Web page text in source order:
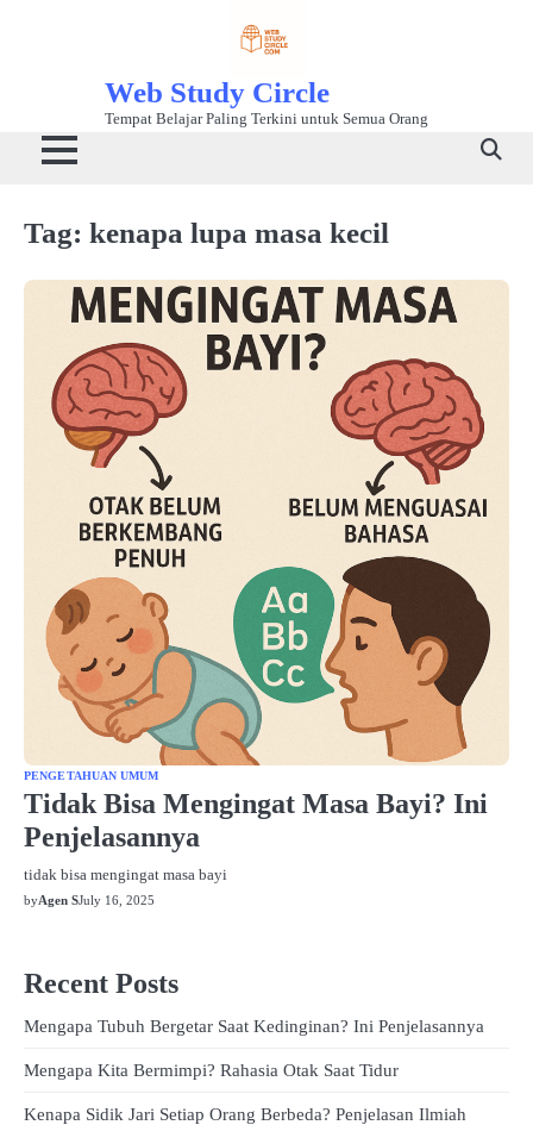
Web Study Circle
Tempat Belajar Paling Terkini untuk Semua Orang
Tag: kenapa lupa masa kecil
PENGETAHUAN UMUM
Tidak Bisa Mengingat Masa Bayi? Ini
Penjelasannya
tidak bisa mengingat masa bayi
byAgen SJuly 16, 2025
Recent Posts
Mengapa Tubuh Bergetar Saat Kedinginan? Ini Penjelasannya
Mengapa Kita Bermimpi? Rahasia Otak Saat Tidur
Kenapa Sidik Jari Setiap Orang Berbeda? Penjelasan Ilmiah